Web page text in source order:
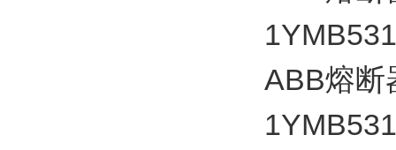
ABB熔断